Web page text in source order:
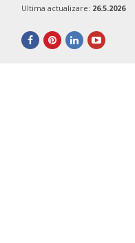
Ultima actualizare: 26.5.2026